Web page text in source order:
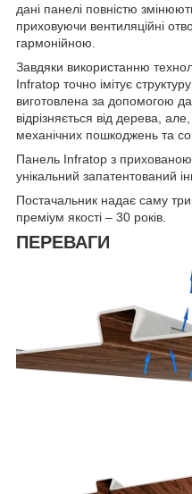
дані панелі повністю
приховуючи вентиляційні
гармонійною.
Завдяки використанню
Infratop точно імітує
виготовлена за допомогою
відрізняється від дерева,
механічних пошкоджень та
Панель Infratop з
унікальний запатентований
Постачальник надає саму
преміум якості – 30 років.
ПЕРЕВАГИ